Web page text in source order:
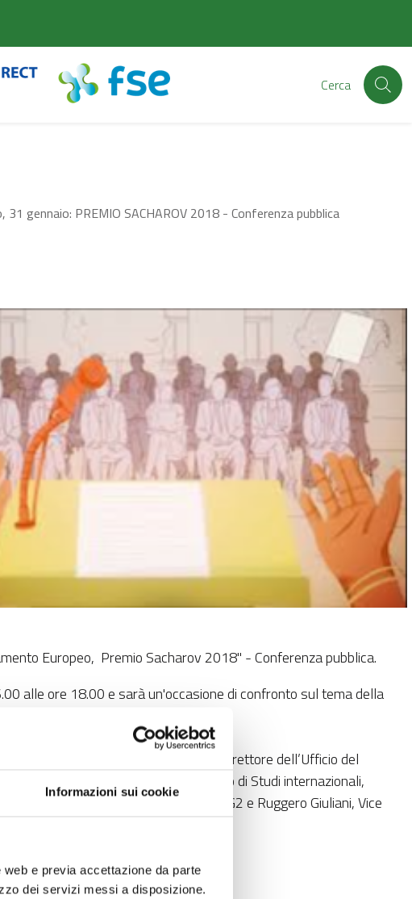
Informazioni sui cookie
e previa accettazione da parte
dei servizi messi a disposizione.
Cerca
31 gennaio: PREMIO SACHAROV 2018 - Conferenza pubblica
Europeo, Premio Sacharov 2018" - Conferenza pubblica.
alle ore 18.00 e sarà un'occasione di confronto sul tema della
dell'uomo.
dei lavori con Bruno Marasà, Direttore dell’Ufficio del
dei Diritti umani, Dipartimento di Studi internazionali,
Tiziana Prezzo, Reporter a Sky TG2 e Ruggero Giuliani, Vice